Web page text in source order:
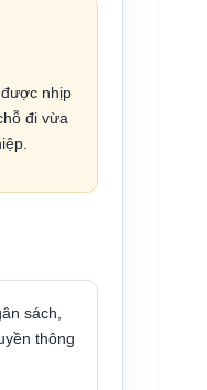
nhịp
đi vừa
sách,
thông